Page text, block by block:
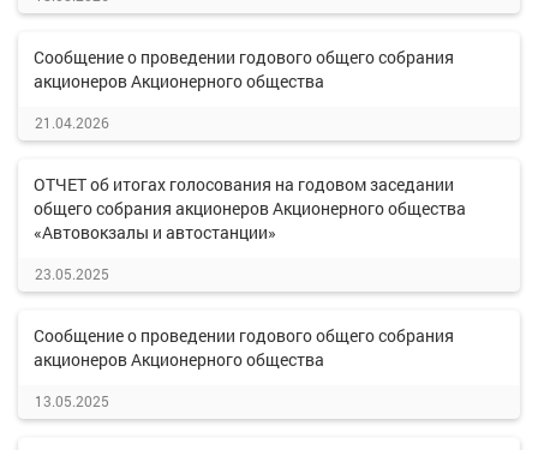
Сообщение о проведении годового общего собрания
акционеров Акционерного общества
21.04.2026
ОТЧЕТ об итогах голосования на годовом заседании
общего собрания акционеров Акционерного общества
«Автовокзалы и автостанции»
23.05.2025
Сообщение о проведении годового общего собрания
акционеров Акционерного общества
13.05.2025